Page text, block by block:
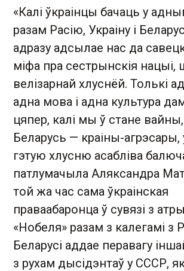
«Калі ўкраінцы бачаць у
разам Расію, Украіну і
адразу адсылае нас да
міфа пра сестрынскія
велізарнай хлуснёй. Толькі
адна мова і адна культура
цяпер, калі мы ў стане вайны,
Беларусь — краіны-
гэтую хлусню асабліва
патлумачыла Аляксандра
той жа час сама ўкраінская
праваабаронца ў сувязі з
«Нобеля» разам з калегамі з
Беларусі аддае перавагу
з рухам дысідэнтаў у СССР,